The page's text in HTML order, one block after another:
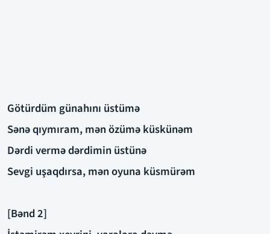
Götürdüm günahını üstümə
Sənə qıymıram, mən özümə küskünəm
Dərdi vermə dərdimin üstünə
Sevgi uşaqdırsa, mən oyuna küsmürəm
[Bənd 2]